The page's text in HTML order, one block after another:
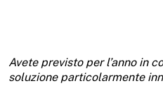
Avete previsto per l’anno in
soluzione particolarmente